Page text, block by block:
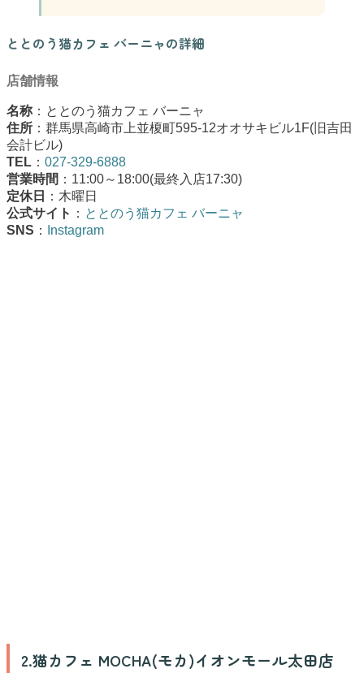
ととのう猫カフェ バーニャの詳細
店舗情報
名称 ：ととのう猫カフェ バーニャ
住所 ：群馬県高崎市上並榎町595-12オオサキビル1F(旧吉田
会計ビル)
TEL ： 027-329-6888
営業時間 ：11:00～18:00(最終入店17:30)
定休日
：木曜日
公式サイト ： ととのう猫カフェ バーニャ
SNS ： Instagram
2.猫カフェ MOCHA(モカ)イオンモール太田店